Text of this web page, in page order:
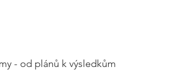
- od plánů k výsledkům